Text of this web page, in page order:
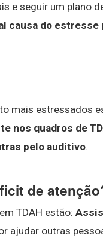
e seguir um plano
causa do estresse
mais estressados
nos quadros de
pelo auditivo.
de
TDAH estão:
ajudar outras